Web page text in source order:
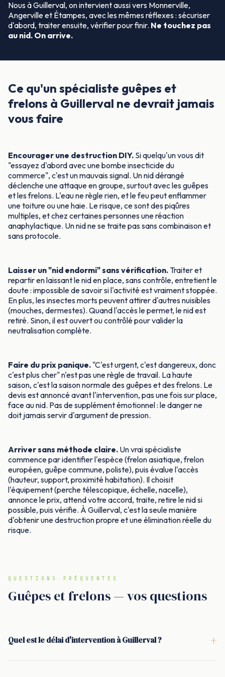
Nous à Guillerval, on intervient aussi vers Monnerville,
Angerville et Étampes, avec les mêmes réflexes : sécuriser
d'abord, traiter ensuite, vérifier pour finir. Ne touchez pas
au nid. On arrive.
Ce qu'un spécialiste guêpes et
frelons à Guillerval ne devrait jamais
vous faire
Encourager une destruction DIY. Si quelqu'un vous dit
"essayez d'abord avec une bombe insecticide du
commerce", c'est un mauvais signal. Un nid dérangé
déclenche une attaque en groupe, surtout avec les guêpes
et les frelons. L'eau ne règle rien, et le feu peut enflammer
une toiture ou une haie. Le risque, ce sont des piqûres
multiples, et chez certaines personnes une réaction
anaphylactique. Un nid ne se traite pas sans combinaison et
sans protocole.
Laisser un "nid endormi" sans vérification. Traiter et
repartir en laissant le nid en place, sans contrôle, entretient le
doute : impossible de savoir si l'activité est vraiment stoppée.
En plus, les insectes morts peuvent attirer d'autres nuisibles
(mouches, dermestes). Quand l'accès le permet, le nid est
retiré. Sinon, il est ouvert ou contrôlé pour valider la
neutralisation complète.
Faire du prix panique. "C'est urgent, c'est dangereux, donc
c'est plus cher" n'est pas une règle de travail. La haute
saison, c'est la saison normale des guêpes et des frelons. Le
devis est annoncé avant l'intervention, pas une fois sur place,
face au nid. Pas de supplément émotionnel : le danger ne
doit jamais servir d'argument de pression.
Arriver sans méthode claire. Un vrai spécialiste
commence par identifier l'espèce (frelon asiatique, frelon
européen, guêpe commune, poliste), puis évalue l'accès
(hauteur, support, proximité habitation). Il choisit
l'équipement (perche télescopique, échelle, nacelle),
annonce le prix, attend votre accord, traite, retire le nid si
possible, puis vérifie. À Guillerval, c'est la seule manière
d'obtenir une destruction propre et une élimination réelle du
risque.
QUESTIONS FRÉQUENTES
Guêpes et frelons — vos questions
Quel est le délai d'intervention à Guillerval ? +